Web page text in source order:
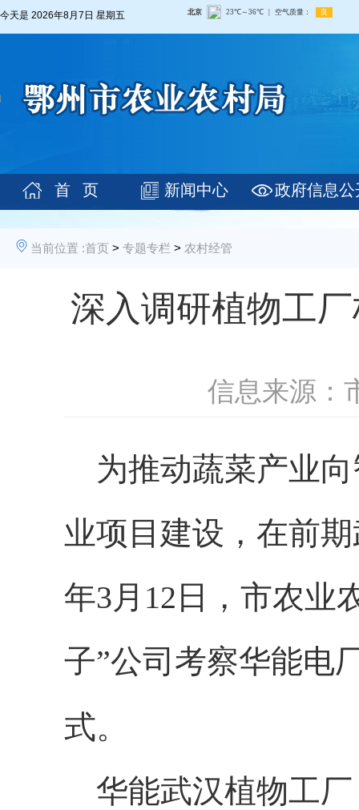
今天是 2026年8月7日 星期五
首 页 新闻中心 政府信息公
当前位置 :首页 > 专题专栏 > 农村经管
深入调研植物工
信息来源：
为推动蔬菜产业向
业项目建设，在前
年3月12 日， 市农业
子”公司考察华能电
式。
华能武汉植物工